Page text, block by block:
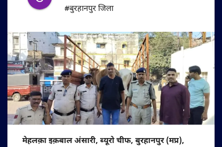
#बुरहानपुर जिला
मेहलक़ा इक़बाल अंसारी, ब्यूरो चीफ, बुरहानपुर (मप्र),